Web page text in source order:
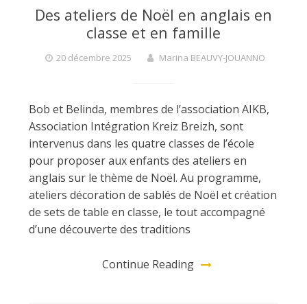
Des ateliers de Noël en anglais en
classe et en famille
20 décembre 2025 Marina BEAUVY-JOUANNO
Bob et Belinda, membres de l’association AIKB,
Association Intégration Kreiz Breizh, sont
intervenus dans les quatre classes de l’école
pour proposer aux enfants des ateliers en
anglais sur le thème de Noël. Au programme,
ateliers décoration de sablés de Noël et création
de sets de table en classe, le tout accompagné
d’une découverte des traditions
Continue Reading